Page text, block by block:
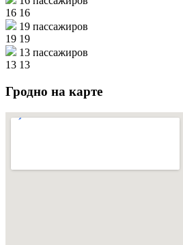
16 16
19 пассажиров
19 19
13 пассажиров
13 13
Гродно на карте